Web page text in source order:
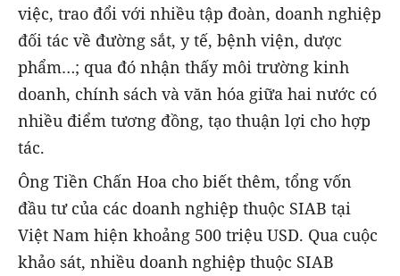
việc, trao đổi với nhiều tập đoàn, doanh nghiệp
đối tác về đường sắt, y tế, bệnh viện, dược
phẩm…; qua đó nhận thấy môi trường kinh
doanh, chính sách và văn hóa giữa hai nước có
nhiều điểm tương đồng, tạo thuận lợi cho hợp
tác.
Ông Tiền Chấn Hoa cho biết thêm, tổng vốn
đầu tư của các doanh nghiệp thuộc SIAB tại
Việt Nam hiện khoảng 500 triệu USD. Qua cuộc
khảo sát, nhiều doanh nghiệp thuộc SIAB